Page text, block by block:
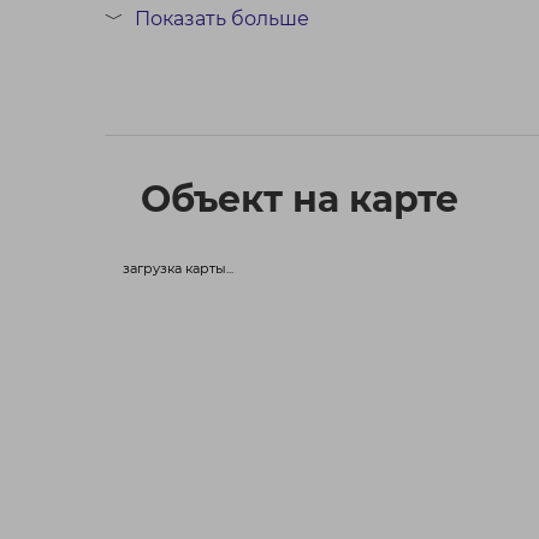
﹀ Показать больше
Объект на карте
загрузка карты...